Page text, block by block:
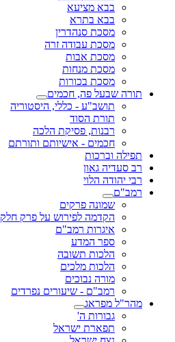
בבא מציעא
בבא בתרא
מסכת סנהדרין
מסכת עבודה זרה
מסכת אבות
מסכת מנחות
מסכת בכורות
תורה שבעל פה, חכמים
תושב"ע - כללי, היסטוריה
תורת הסוד
רבנות, פסיקת הלכה
חכמים - אישיותם ותורתם
תפילה וברכות
רב סעדיה גאון
רבי יהודה הלוי
רמב"ם
שמונה פרקים
הקדמה לפירוש על פרק חלק
איגרות רמב"ם
ספר המדע
הלכות תשובה
הלכות מלכים
מורה נבוכים
רמב"ם - שיעורים נפרדים
מהר"ל מפראג
גבורות ה'
תפארת ישראל